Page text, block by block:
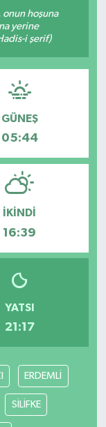
hoşuna
yerine
i şerif)
GÜNEŞ
05:44
İKINDI
16:39
YATSI
21:17
ERDEMLİ
SİLİFKE